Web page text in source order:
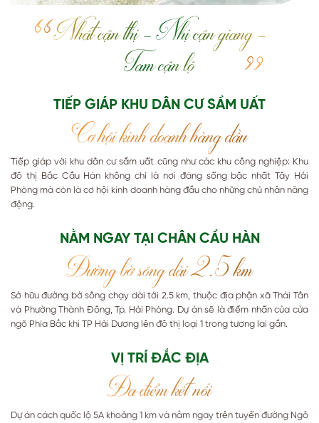
Nhất cận thị – Nhị cận giang –
Tam cận lộ
TIẾP GIÁP KHU DÂN CƯ SẦM UẤT
Cơ hội kinh doanh hàng đầu
Tiếp giáp với khu dân cư sầm uất cũng như các khu công nghiệp: Khu
đô thị Bắc Cầu Hàn không chỉ là nơi đáng sống bậc nhất Tây Hải
Phòng mà còn là cơ hội kinh doanh hàng đầu cho những chủ nhân năng
động.
NẰM NGAY TẠI CHÂN CẦU HÀN
Đường bờ sông dài 2.5 km
Sở hữu đường bờ sông chạy dài tới 2.5 km, thuộc địa phận xã Thái Tân
và Phường Thành Đông, Tp. Hải Phòng. Dự án sẽ là điểm nhấn của cửa
ngõ Phía Bắc khi TP Hải Dương lên đô thị loại 1 trong tương lai gần.
VỊ TRÍ ĐẮC ĐỊA
Đa điểm kết nối
Dự án cách quốc lộ 5A khoảng 1 km và nằm ngay trên tuyến đường Ngô